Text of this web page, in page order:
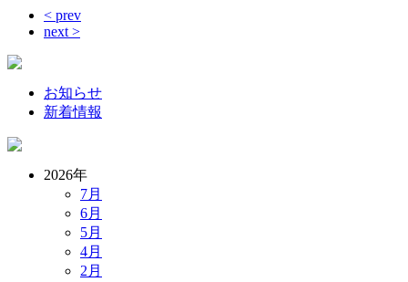
< prev
next >
お知らせ
新着情報
2026年
7月
6月
5月
4月
2月